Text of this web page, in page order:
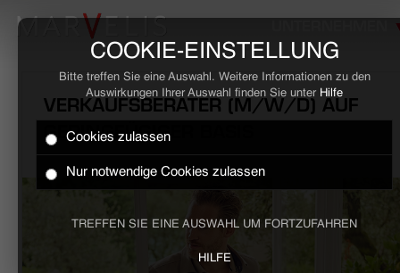
COOKIE-EINSTELLUNG
Bitte treffen Sie eine Auswahl. Weitere Informationen zu den
Auswirkungen Ihrer Auswahl finden Sie unter Hilfe
Cookies zulassen
Nur notwendige Cookies zulassen
TREFFEN SIE EINE AUSWAHL UM FORTZUFAHREN
HILFE
HOME
VERKAUFSBERATER (M/W/D) AUF
GERINGFÜGIGER BASIS